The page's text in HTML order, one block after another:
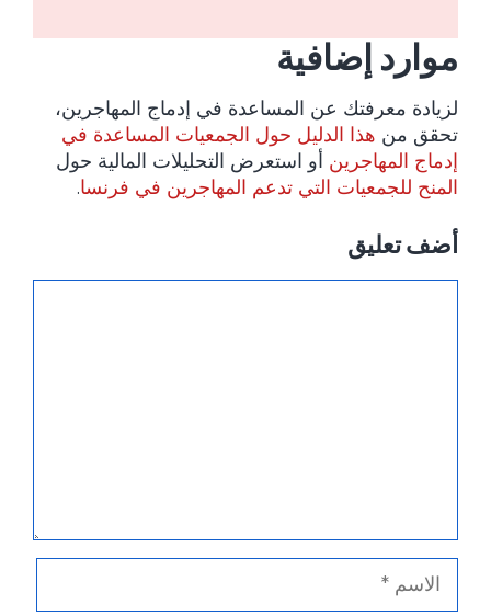
موارد إضافية
لزيادة معرفتك عن المساعدة في إدماج المهاجرين،
تحقق من هذا الدليل حول الجمعيات المساعدة في
إدماج المهاجرين أو استعرض التحليلات المالية حول
المنح للجمعيات التي تدعم المهاجرين في فرنسا.
أضف تعليق
الاسم